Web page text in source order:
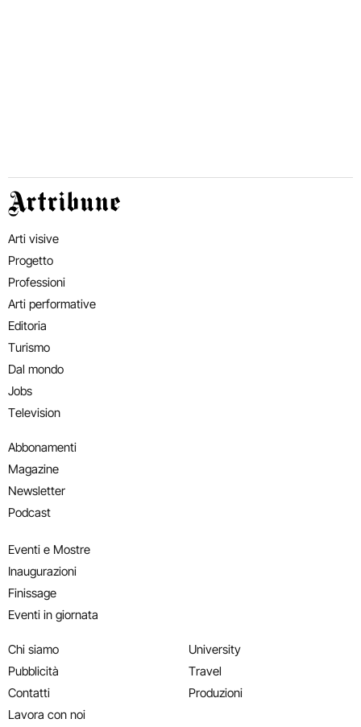
Artribune
Arti visive
Progetto
Professioni
Arti performative
Editoria
Turismo
Dal mondo
Jobs
Television
Abbonamenti
Magazine
Newsletter
Podcast
Eventi e Mostre
Inaugurazioni
Finissage
Eventi in giornata
Chi siamo
Pubblicità
Contatti
Lavora con noi
University
Travel
Produzioni